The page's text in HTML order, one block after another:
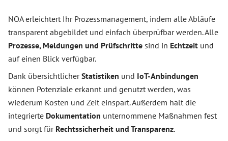
NOA erleichtert Ihr Prozessmanagement, indem alle Abläufe
transparent abgebildet und einfach überprüfbar werden. Alle
Prozesse, Meldungen und Prüfschritte sind in Echtzeit und
auf einen Blick verfügbar.
Dank übersichtlicherStatistiken und IoT-Anbindungen
können Potenziale erkannt und genutzt werden, was
wiederum Kosten und Zeit einspart. Außerdem hält die
integrierte Dokumentation unternommene Maßnahmen fest
und sorgt für Rechtssicherheit und Transparenz.